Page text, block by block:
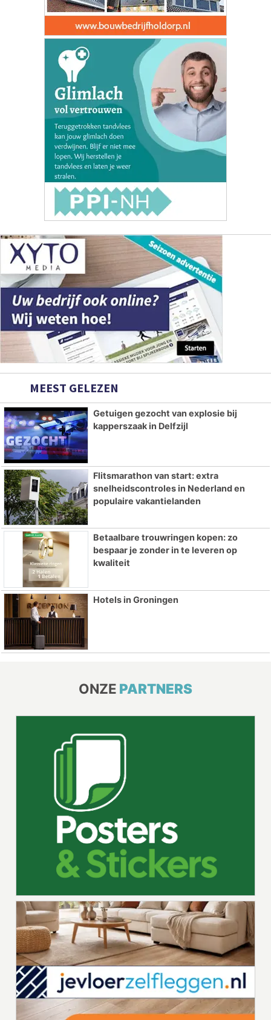
MEEST GELEZEN
Getuigen gezocht van explosie bij
kapperszaak in Delfzijl
Flitsmarathon van start: extra
snelheidscontroles in Nederland en
populaire vakantielanden
Betaalbare trouwringen kopen: zo
bespaar je zonder in te leveren op
kwaliteit
Hotels in Groningen
ONZE PARTNERS